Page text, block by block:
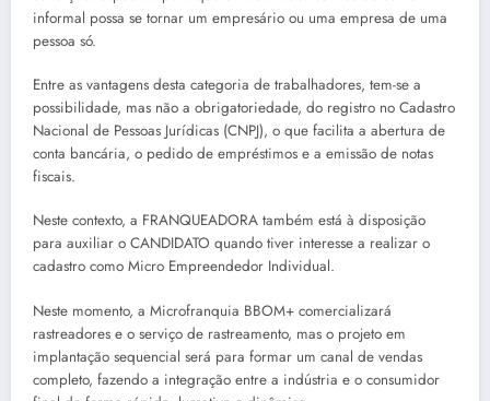
informal possa se tornar um empresário ou uma empresa de uma
pessoa só.
Entre as vantagens desta categoria de trabalhadores, tem-se a
possibilidade, mas não a obrigatoriedade, do registro no Cadastro
Nacional de Pessoas Jurídicas (CNPJ), o que facilita a abertura de
conta bancária, o pedido de empréstimos e a emissão de notas
fiscais.
Neste contexto, a FRANQUEADORA também está à disposição
para auxiliar o CANDIDATO quando tiver interesse a realizar o
cadastro como Micro Empreendedor Individual.
Neste momento, a Microfranquia BBOM+ comercializará
rastreadores e o serviço de rastreamento, mas o projeto em
implantação sequencial será para formar um canal de vendas
completo, fazendo a integração entre a indústria e o consumidor